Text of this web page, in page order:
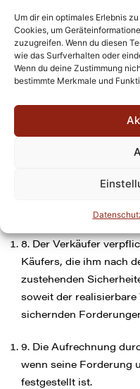
Um dir ein optimales Erlebnis
Cookies, um
zuzugreifen. Wenn du diesen
wie das Surfverhalten oder
Wenn du deine Zustimmung
bestimmte Merkmale und
verarbeiteten
7. Der Besteller kann,
nachkommt, bis zum
einziehen. Mit einer
des
Wechselprotest oder
das Recht zum
Waren und zum
eingehende
einem Sonderkonto
8. Der Verkäufer
Käufers, die ihm nach
zustehenden
soweit der
sichernden
9. Die Aufrechnung
wenn seine Forderung
festgestellt ist.